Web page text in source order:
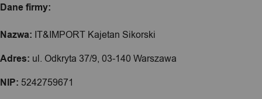
Dane firmy:
Nazwa: IT&IMPORT Kajetan Sikorski
Adres: ul. Odkryta 37/9, 03-140 Warszawa
NIP: 5242759671